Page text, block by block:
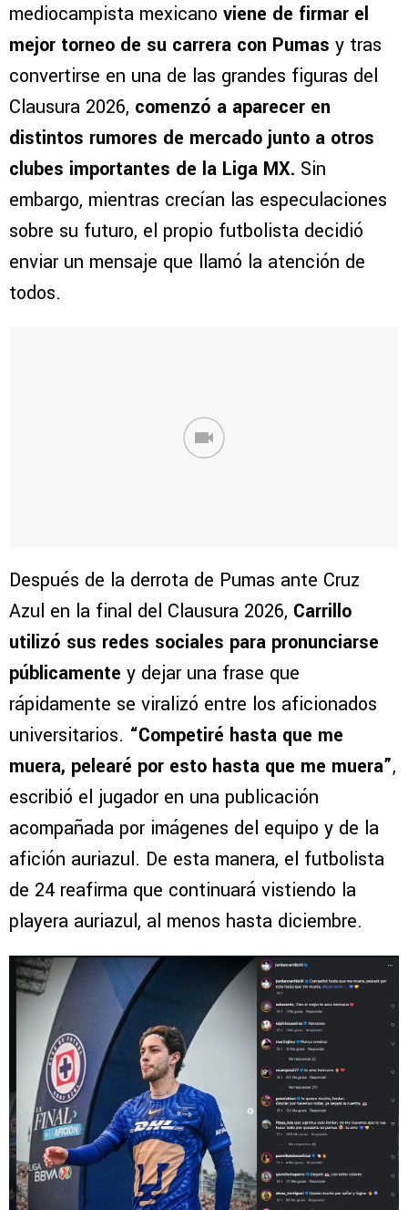
mediocampista mexicano viene de firmar el
mejor torneo de su carrera con Pumas y tras
convertirse en una de las grandes figuras del
Clausura 2026, comenzó a aparecer en
distintos rumores de mercado junto a otros
clubes importantes de la Liga MX. Sin
embargo, mientras crecían las especulaciones
sobre su futuro, el propio futbolista decidió
enviar un mensaje que llamó la atención de
todos.
Después de la derrota de Pumas ante Cruz
Azul en la final del Clausura 2026, Carrillo
utilizó sus redes sociales para pronunciarse
públicamente y dejar una frase que
rápidamente se viralizó entre los aficionados
universitarios. “Competiré hasta que me
muera, pelearé por esto hasta que me muera”,
escribió el jugador en una publicación
acompañada por imágenes del equipo y de la
afición auriazul. De esta manera, el futbolista
de 24 reafirma que continuará vistiendo la
playera auriazul, al menos hasta diciembre.